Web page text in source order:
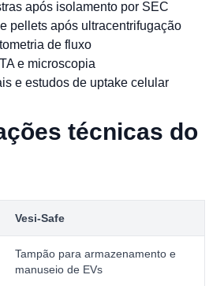
após isolamento por SEC
pellets após ultracentrifugação
de fluxo
e microscopia
e estudos de uptake celular
técnicas do
Vesi-Safe
Tampão para armazenamento e
manuseio de EVs